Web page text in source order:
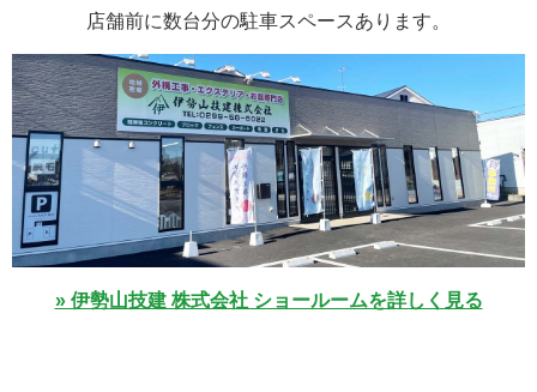
店舗前に数台分の駐車スペースあります。
» 伊勢山技建 株式会社 ショールームを詳しく見る